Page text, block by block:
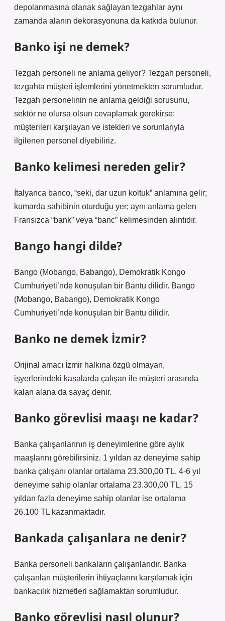
depolanmasına olanak sağlayan tezgahlar aynı
zamanda alanın dekorasyonuna da katkıda bulunur.
Banko işi ne demek?
Tezgah personeli ne anlama geliyor? Tezgah personeli,
tezgahta müşteri işlemlerini yönetmekten sorumludur.
Tezgah personelinin ne anlama geldiği sorusunu,
sektör ne olursa olsun cevaplamak gerekirse;
müşterileri karşılayan ve istekleri ve sorunlarıyla
ilgilenen personel diyebiliriz.
Banko kelimesi nereden gelir?
İtalyanca banco, “seki, dar uzun koltuk” anlamına gelir;
kumarda sahibinin oturduğu yer; aynı anlama gelen
Fransızca “bank” veya “banc” kelimesinden alıntıdır.
Bango hangi dilde?
Bango (Mobango, Babango), Demokratik Kongo
Cumhuriyeti’nde konuşulan bir Bantu dilidir. Bango
(Mobango, Babango), Demokratik Kongo
Cumhuriyeti’nde konuşulan bir Bantu dilidir.
Banko ne demek İzmir?
Orijinal amacı İzmir halkına özgü olmayan,
işyerlerindeki kasalarda çalışan ile müşteri arasında
kalan alana da sayaç denir.
Banko görevlisi maaşı ne kadar?
Banka çalışanlarının iş deneyimlerine göre aylık
maaşlarını görebilirsiniz. 1 yıldan az deneyime sahip
banka çalışanı olanlar ortalama 23.300,00 TL, 4-6 yıl
deneyime sahip olanlar ortalama 23.300,00 TL, 15
yıldan fazla deneyime sahip olanlar ise ortalama
26.100 TL kazanmaktadır.
Bankada çalışanlara ne denir?
Banka personeli bankaların çalışanlarıdır. Banka
çalışanları müşterilerin ihtiyaçlarını karşılamak için
bankacılık hizmetleri sağlamaktan sorumludur.
Banko görevlisi nasıl olunur?